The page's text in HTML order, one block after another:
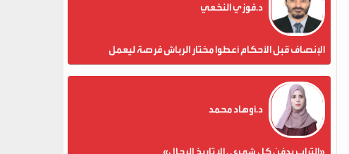
د.فوزي النخعي
الإنصاف قبل الأحكام أعطوا مختار الرباش فرصة ليعمل
د.أوهاد محمد